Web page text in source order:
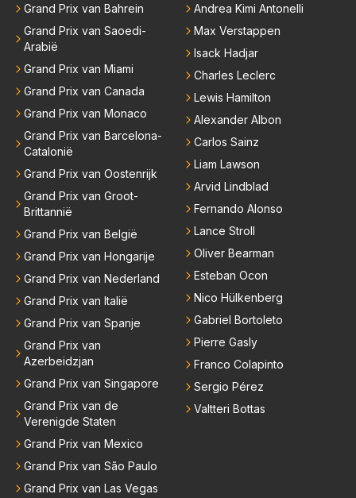
Grand Prix van Bahrein
Grand Prix van Saoedi-
Arabië
Grand Prix van Miami
Grand Prix van Canada
Grand Prix van Monaco
Grand Prix van Barcelona-
Catalonië
Grand Prix van Oostenrijk
Grand Prix van Groot-
Brittannië
Grand Prix van België
Grand Prix van Hongarije
Grand Prix van Nederland
Grand Prix van Italië
Grand Prix van Spanje
Grand Prix van
Azerbeidzjan
Grand Prix van Singapore
Grand Prix van de
Verenigde Staten
Grand Prix van Mexico
Grand Prix van São Paulo
Grand Prix van Las Vegas
Andrea Kimi Antonelli
Max Verstappen
Isack Hadjar
Charles Leclerc
Lewis Hamilton
Alexander Albon
Carlos Sainz
Liam Lawson
Arvid Lindblad
Fernando Alonso
Lance Stroll
Oliver Bearman
Esteban Ocon
Nico Hülkenberg
Gabriel Bortoleto
Pierre Gasly
Franco Colapinto
Sergio Pérez
Valtteri Bottas